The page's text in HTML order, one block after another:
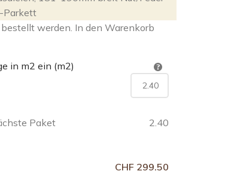
Parkett
werden. In den Warenkorb
in m2 ein (m2)
Paket
2.40
CHF 299.50